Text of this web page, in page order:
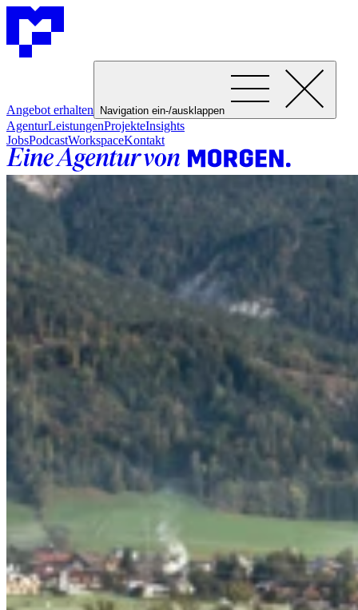
Angebot erhalten Navigation ein-/ausklappen
AgenturLeistungenProjekteInsights
JobsPodcastWorkspaceKontakt